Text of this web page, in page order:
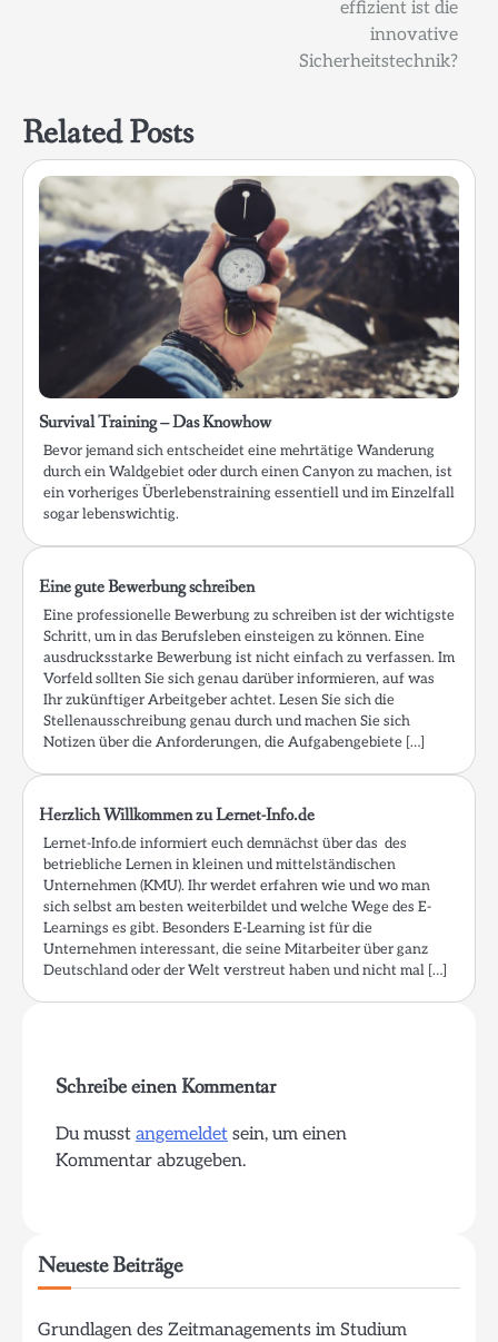
effizient ist die
innovative
Sicherheitstechnik?
Related Posts
Survival Training – Das Knowhow
Bevor jemand sich entscheidet eine mehrtätige Wanderung
durch ein Waldgebiet oder durch einen Canyon zu machen, ist
ein vorheriges Überlebenstraining essentiell und im Einzelfall
sogar lebenswichtig.
Eine gute Bewerbung schreiben
Eine professionelle Bewerbung zu schreiben ist der wichtigste
Schritt, um in das Berufsleben einsteigen zu können. Eine
ausdrucksstarke Bewerbung ist nicht einfach zu verfassen. Im
Vorfeld sollten Sie sich genau darüber informieren, auf was
Ihr zukünftiger Arbeitgeber achtet. Lesen Sie sich die
Stellenausschreibung genau durch und machen Sie sich
Notizen über die Anforderungen, die Aufgabengebiete […]
Herzlich Willkommen zu Lernet-Info.de
Lernet-Info.de informiert euch demnächst über das des
betriebliche Lernen in kleinen und mittelständischen
Unternehmen (KMU). Ihr werdet erfahren wie und wo man
sich selbst am besten weiterbildet und welche Wege des E-
Learnings es gibt. Besonders E-Learning ist für die
Unternehmen interessant, die seine Mitarbeiter über ganz
Deutschland oder der Welt verstreut haben und nicht mal […]
Schreibe einen Kommentar
Du musst angemeldet sein, um einen
Kommentar abzugeben.
Neueste Beiträge
Grundlagen des Zeitmanagements im Studium